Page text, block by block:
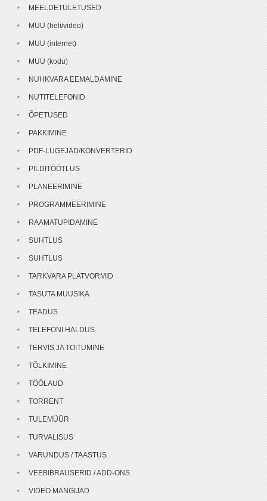
MEELDETULETUSED
MUU (heli/video)
MUU (internet)
MUU (kodu)
NUHKVARA EEMALDAMINE
NUTITELEFONID
ÕPETUSED
PAKKIMINE
PDF-LUGEJAD/KONVERTERID
PILDITÖÖTLUS
PLANEERIMINE
PROGRAMMEERIMINE
RAAMATUPIDAMINE
SUHTLUS
SUHTLUS
TARKVARA PLATVORMID
TASUTA MUUSIKA
TEADUS
TELEFONI HALDUS
TERVIS JA TOITUMINE
TÕLKIMINE
TÖÖLAUD
TORRENT
TULEMÜÜR
TURVALISUS
VARUNDUS / TAASTUS
VEEBIBRAUSERID / ADD-ONS
VIDEO MÄNGIJAD